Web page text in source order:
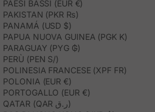
PAESI BASSI (EUR €)
PAKISTAN (PKR ₨)
PANAMÁ (USD $)
PAPUA NUOVA GUINEA (PGK K)
PARAGUAY (PYG ₲)
PERÙ (PEN S/)
POLINESIA FRANCESE (XPF FR)
POLONIA (EUR €)
PORTOGALLO (EUR €)
QATAR (QAR ر.ق)